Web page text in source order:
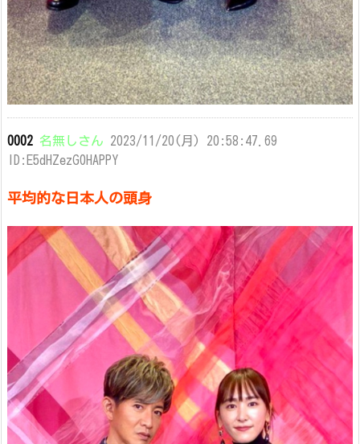
0002 名無しさん 2023/11/20(月) 20:58:47.69
ID:E5dHZezG0HAPPY
平均的な日本人の頭身